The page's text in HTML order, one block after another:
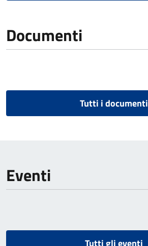
Documenti
Tutti i documenti
Eventi
Tutti gli eventi